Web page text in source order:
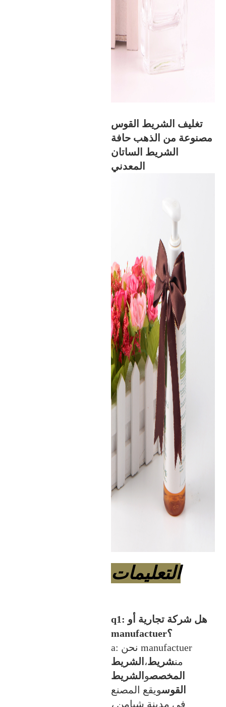
تغليف الشريط القوس
مصنوعة من الذهب حافة
الشريط الساتان
المعدني
التعليمات
q1: هل شركة تجارية أو
manufactuer؟
a: نحن manufactuer
منشريط، الشريط
المخصصو الشريط
القوسويقع المصنع
في مدينة شيامن ،